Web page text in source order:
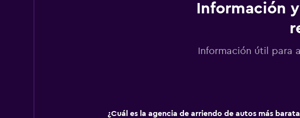
Información
Información útil para
¿Cuál es la agencia de arriendo de autos más